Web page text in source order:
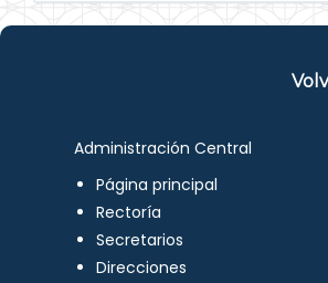
Administración Central
Página principal
Rectoría
Secretarios
Direcciones